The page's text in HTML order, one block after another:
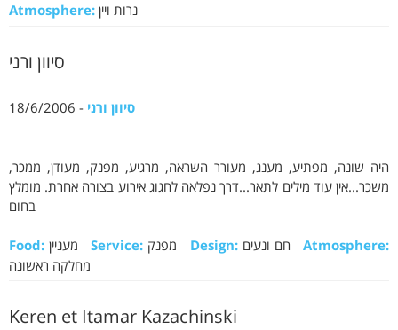
Atmosphere: נרות ויין
סיוון ורני
סיוון ורני - 18/6/2006
היה שונה, מפתיע, מענג, מעורר השראה, מרגיע, מפנק, מעודן, ממכר,
משכר...אין עוד מילים לתאר...דרך נפלאה לחגוג אירוע בצורה אחרת. מומלץ
בחום
Food: מענייןService: Design: חם ונעיםAtmosphere:
מחלקה ראשונה
Keren et Itamar Kazachinski